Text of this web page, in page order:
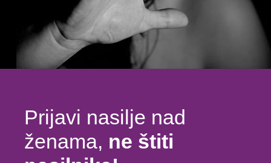
Prijavi nasilje nad
ženama, ne štiti